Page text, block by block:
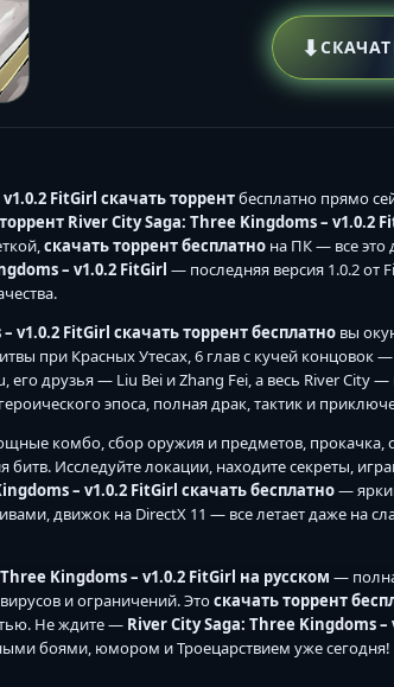
⬇
FitGirl скачать торрентбесплатно прямо
River City Saga: Three Kingdoms – v1.0.2
скачать торрент бесплатно на ПК — все это
– v1.0.2 FitGirl — последняя версия 1.0.2 от
v1.0.2 FitGirl скачать торрент бесплатно вы
при Красных Утесах, 6 глав с кучей концовок
его друзья — Liu Bei и Zhang Fei, а весь River
эпоса, полная драк, тактик и
комбо, сбор оружия и предметов, прокачка,
битв. Исследуйте локации, находите секреты,
– v1.0.2 FitGirl скачать бесплатно—
движок на DirectX 11 — все летает даже на
Kingdoms – v1.0.2 FitGirl на русском —
и ограничений. Этоскачать торрент
Не ждите — River City Saga: Three Kingdoms
боями, юмором и Троецарствием уже сегодня!